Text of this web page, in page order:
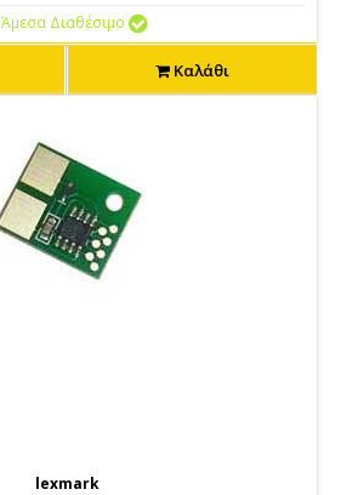
Άμεσα Διαθέσιμο
Καλάθι
lexmark